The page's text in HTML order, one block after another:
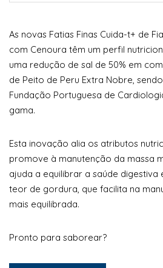
As novas Fatias Finas Cuida-t+ de
com Cenoura têm um perfil
uma redução de sal de 50% em
de Peito de Peru Extra Nobre,
Fundação Portuguesa de
gama.
Esta inovação alia os atributos
promove à manutenção da massa
ajuda a equilibrar a saúde digestiva
teor de gordura, que facilita na
mais equilibrada.
Pronto para saborear?